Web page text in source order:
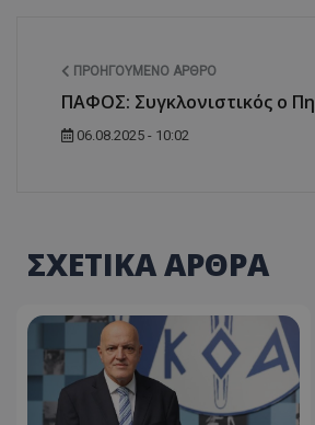
ΠΡΟΗΓΟΎΜΕΝΟ ΆΡΘΡΟ
ΠΑΦΟΣ: Συγκλονιστικός ο
06.08.2025 - 10:02
ΣΧΕΤΙΚΑ ΑΡΘΡΑ